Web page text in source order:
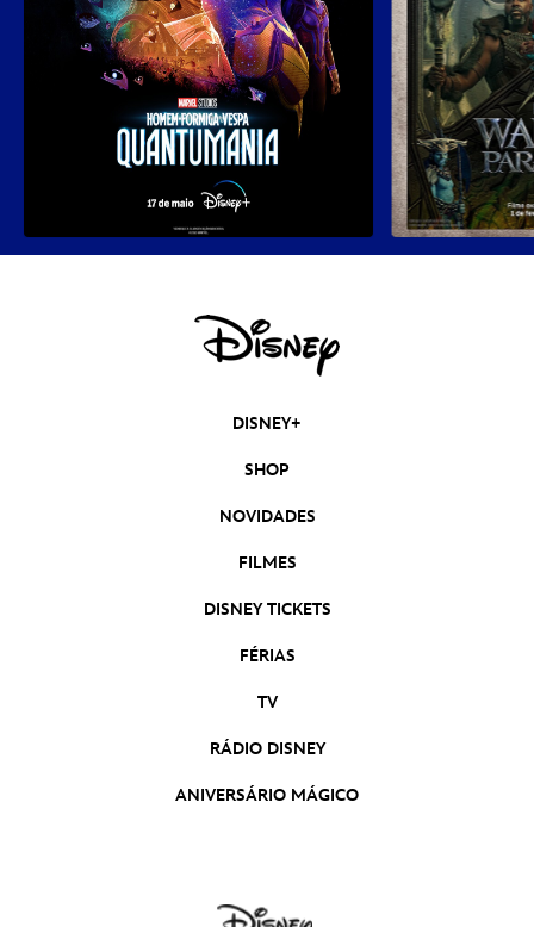
DISNEY+
SHOP
NOVIDADES
FILMES
DISNEY TICKETS
FÉRIAS
TV
RÁDIO DISNEY
ANIVERSÁRIO MÁGICO